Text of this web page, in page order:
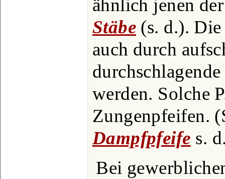
ähnlich jenen
Stäbe (s. d.).
auch durch
werden. Solche
Zungenpfeifen.
Dampfpfeife s.
Bei